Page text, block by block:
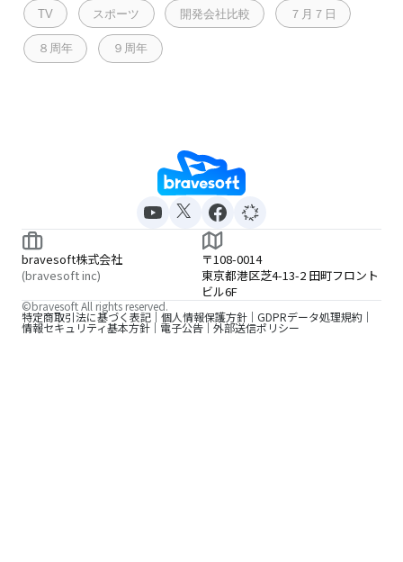
TV スポーツ 開発会社比較 ７月７日
８周年 ９周年
bravesoft株式会社
(bravesoft inc)
〒108-0014
東京都港区芝4-13-2 田町フロント
ビル6F
特定商取引法に基づく表記 個人情報保護方針 GDPRデータ処理規約
情報セキュリティ基本方針 電子公告 外部送信ポリシー
©bravesoft All rights reserved.